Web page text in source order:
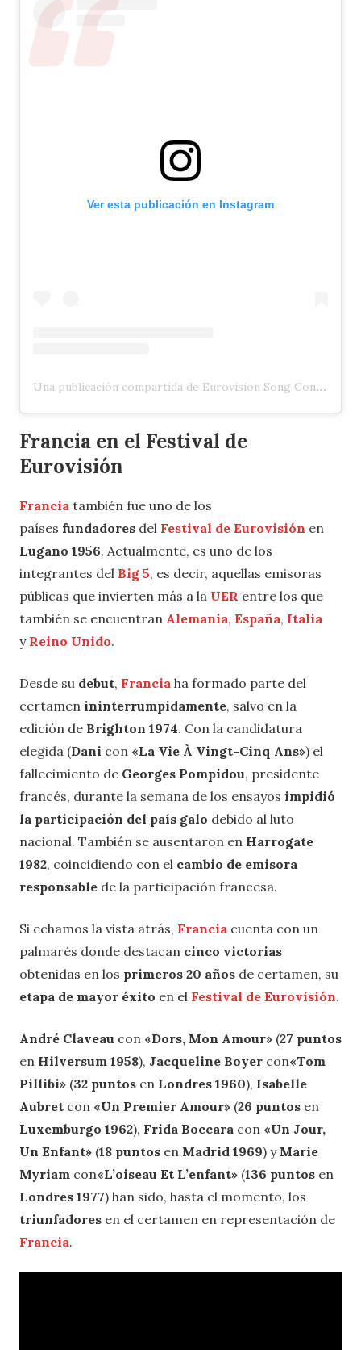
Ver esta publicación en Instagram
Una publicación compartida de Eurovision Song Contest (@eurovision)
Francia en el Festival de
Eurovisión
Francia también fue uno de los
países fundadores del Festival de Eurovisión en
Lugano 1956. Actualmente, es uno de los
integrantes del Big 5, es decir, aquellas emisoras
públicas que invierten más a la UER entre los que
también se encuentran Alemania, España, Italia
y Reino Unido.
Desde su debut, Francia ha formado parte del
certamen ininterrumpidamente, salvo en la
edición de Brighton 1974. Con la candidatura
elegida (Dani con «La Vie À Vingt-Cinq Ans») el
fallecimiento de Georges Pompidou, presidente
francés, durante la semana de los ensayos impidió
la participación del país galo debido al luto
nacional. También se ausentaron en Harrogate
1982, coincidiendo con el cambio de emisora
responsable de la participación francesa.
Si echamos la vista atrás, Francia cuenta con un
palmarés donde destacan cinco victorias
obtenidas en los primeros 20 años de certamen, su
etapa de mayor éxito en el Festival de Eurovisión.
André Claveau con «Dors, Mon Amour» (27 puntos
en Hilversum 1958), Jacqueline Boyer con«Tom
Pillibi» (32 puntos en Londres 1960), Isabelle
Aubret con «Un Premier Amour» (26 puntos en
Luxemburgo 1962), Frida Boccara con «Un Jour,
Un Enfant» (18 puntos en Madrid 1969) y Marie
Myriam con«L’oiseau Et L’enfant» (136 puntos en
Londres 1977) han sido, hasta el momento, los
triunfadores en el certamen en representación de
Francia.